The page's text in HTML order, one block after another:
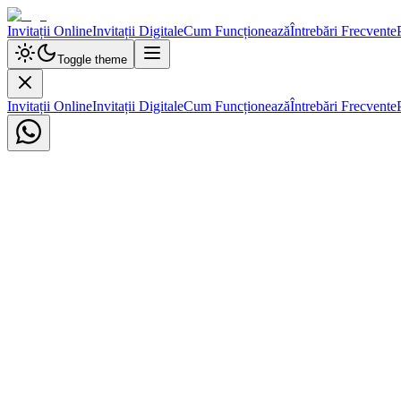
Invitații OnlineInvitații DigitaleCum FuncționeazăÎntrebări Frecvente
Toggle theme
Invitații OnlineInvitații DigitaleCum FuncționeazăÎntrebări Frecvente